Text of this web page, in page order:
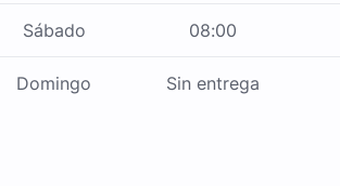
Sábado 08:00
Domingo Sin entrega